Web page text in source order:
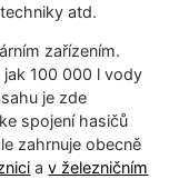
atd.
zařízením.
100 000 l vody
je zde
spojení hasičů
zahrnuje obecně
av železničním